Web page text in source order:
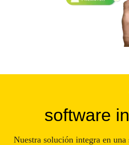
software
Nuestra solución integra en